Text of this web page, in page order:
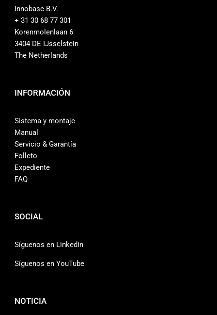
Innobase B.V.
+ 31 30 68 77 301
Korenmolenlaan 6
3404 DE IJsselstein
The Netherlands
INFORMACIÓN
Sistema y montaje
Manual
Servicio & Garantía
Folleto
Expediente
FAQ
SOCIAL
Síguenos en Linkedin
Síguenos en YouTube
NOTICIA